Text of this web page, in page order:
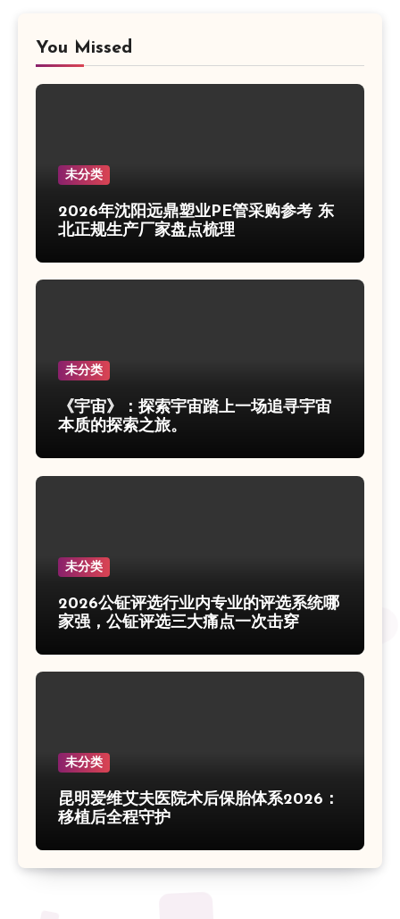
You Missed
未分类
2026年沈阳远鼎塑业PE管采购参考 东
北正规生产厂家盘点梳理
未分类
《宇宙》：探索宇宙踏上一场追寻宇宙
本质的探索之旅。
未分类
2026公钲评选行业内专业的评选系统哪
家强，公钲评选三大痛点一次击穿
未分类
昆明爱维艾夫医院术后保胎体系2026：
移植后全程守护